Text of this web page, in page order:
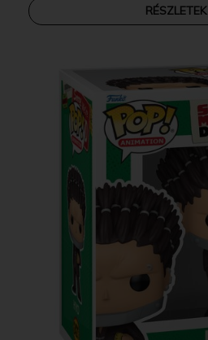
RÉSZLETEK